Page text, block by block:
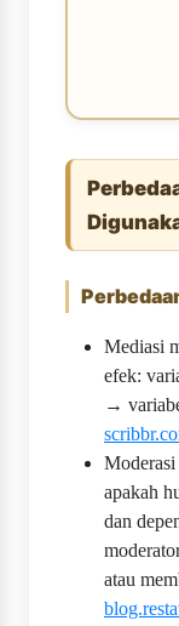
Mediasi
efek:
→
apakah
dan
atau